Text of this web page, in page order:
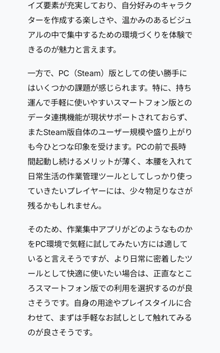
イズ要素が充実しており、自分好みのキャラク
ターを作成する楽しさや、温かみのあるビジュ
アルの中で集中するための環境づくりを体験で
きるのが魅力と言えます。
一方で、PC（Steam）版としての使い勝手に
はいくつかの課題が感じられます。特に、持ち
運んで手軽に使いやすいスマートフォン版との
データ連携機能が現状サポートされておらず、
またSteam版自体のユーザー規模や盛り上がり
も今ひとつな印象を受けます。PCの前で長時
間起動し続けるメリットが薄く、本腰を入れて
日常生活の作業管理ツールとしてしっかり使っ
ていきたいプレイヤーには、少々物足りなさが
残るかもしれません。
そのため、作業集中アプリがどのようなものか
をPC環境で気軽に試してみたい方には適して
いると言えそうですが、より日常に密着したツ
ールとして快適に使いたい場合は、正直なとこ
ろスマートフォン版での利用を選択するのが良
さそうです。自身の用途やプレイスタイルに合
わせて、まずは手軽なお試しとして触れてみる
のが良さそうです。